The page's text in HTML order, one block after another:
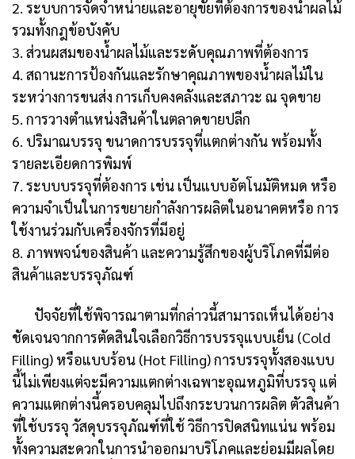
2. ระบบการจัดจำหน่ายและอายุขัยที่ต้องการของน้ำผลไม้
รวมทั้งกฎข้อบังคับ
3. ส่วนผสมของน้ำผลไม้และระดับคุณภาพที่ต้องการ
4. สถานะการป้องกันและรักษาคุณภาพของน้ำผลไม้ใน
ระหว่างการขนส่ง การเก็บคงคลังและสภาวะ ณ จุดขาย
5. การวางตำแหน่งสินค้าในตลาดขายปลีก
6. ปริมาณบรรจุ ขนาดการบรรจุที่แตกต่างกัน พร้อมทั้ง
รายละเอียดการพิมพ์
7. ระบบบรรจุที่ต้องการ เช่น เป็นแบบอัตโนมัติหมด หรือ
ความจำเป็นในการขยายกำลังการผลิตในอนาคตหรือ การ
ใช้งานร่วมกับเครื่องจักรที่มีอยู่
8. ภาพพจน์ของสินค้า และความรู้สึกของผู้บริโภคที่มีต่อ
สินค้าและบรรจุภัณฑ์
ปัจจัยที่ใช้พิจารณาตามที่กล่าวนี้สามารถเห็นได้อย่าง
ชัดเจนจากการตัดสินใจเลือกวิธีการบรรจุแบบเย็น (Cold
Filling) หรือแบบร้อน (Hot Filling) การบรรจุทั้งสองแบบ
นี้ไม่เพียงแต่จะมีความแตกต่างเฉพาะอุณหภูมิที่บรรจุ แต่
ความแตกต่างนี้ครอบคลุมไปถึงกระบวนการผลิต ตัวสินค้า
ที่ใช้บรรจุ วัสดุบรรจุภัณฑ์ที่ใช้ วิธีการปิดสนิทแน่น พร้อม
ทั้งความสะดวกในการนำออกมาบริโภคและย่อมมีผลโดย